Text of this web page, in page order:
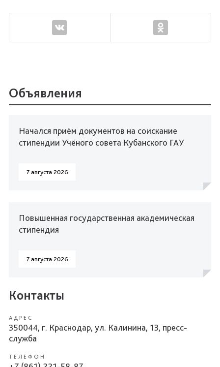
Объявления
Начался приём документов на соискание
стипендии Учёного совета Кубанского ГАУ
7 августа 2026
Повышенная государственная академическая
стипендия
7 августа 2026
Контакты
АДРЕС
350044, г. Краснодар, ул. Калинина, 13, пресс-
служба
ТЕЛЕФОН